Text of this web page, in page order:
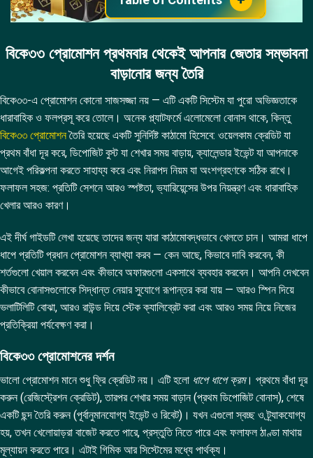
বিকে৩৩ প্রোমোশন প্রথমবার থেকেই আপনার জেতার সম্ভাবনা
বাড়ানোর জন্য তৈরি
বিকে৩৩-এ প্রোমোশন কোনো সাজসজ্জা নয় — এটি একটি সিস্টেম যা পুরো অভিজ্ঞতাকে
ধারাবাহিক ও ফলপ্রসূ করে তোলে। অনেক প্ল্যাটফর্মে এলোমেলো বোনাস থাকে, কিন্তু
বিকে৩৩ প্রোমোশনতৈরি হয়েছে একটি সুনির্দিষ্ট কাঠামো হিসেবে: ওয়েলকাম ক্রেডিট যা
প্রথম বাঁধা দূর করে, ডিপোজিট বুস্ট যা শেখার সময় বাড়ায়, ক্যালেন্ডার ইভেন্ট যা আপনাকে
আগেই পরিকল্পনা করতে সাহায্য করে এবং নিরাপদ নিয়ম যা অংশগ্রহণকে সঠিক রাখে।
ফলাফল সহজ: প্রতিটি সেশনে আরও স্পষ্টতা, ভ্যারিয়েন্সের উপর নিয়ন্ত্রণ এবং ধারাবাহিক
খেলার আরও কারণ।
এই দীর্ঘ গাইডটি লেখা হয়েছে তাদের জন্য যারা কাঠামোবদ্ধভাবে খেলতে চান। আমরা ধাপে
ধাপে প্রতিটি প্রধান প্রোমোশন ব্যাখ্যা করব — কেন আছে, কিভাবে দাবি করবেন, কী
শর্তগুলো খেয়াল করবেন এবং কীভাবে অফারগুলো একসাথে ব্যবহার করবেন। আপনি দেখবেন
কীভাবে বোনাসগুলোকে সিদ্ধান্ত নেয়ার সুযোগে রূপান্তর করা যায় — আরও স্পিন দিয়ে
ভলাটিলিটি বোঝা, আরও রাউন্ড দিয়ে স্টেক ক্যালিব্রেট করা এবং আরও সময় নিয়ে নিজের
প্রতিক্রিয়া পর্যবেক্ষণ করা।
বিকে৩৩ প্রোমোশনের দর্শন
ভালো প্রোমোশন মানে শুধু ফ্রি ক্রেডিট নয়। এটি হলো ধাপে ধাপে ক্রম। প্রথমে বাঁধা দূর
করুন (রেজিস্ট্রেশন ক্রেডিট), তারপর শেখার সময় বাড়ান (প্রথম ডিপোজিট বোনাস), শেষে
একটি ছন্দ তৈরি করুন (পূর্বানুমানযোগ্য ইভেন্ট ও রিবেট)। যখন এগুলো স্বচ্ছ ও ট্র্যাকযোগ্য
হয়, তখন খেলোয়াড়রা বাজেট করতে পারে, প্রস্তুতি নিতে পারে এবং ফলাফল ঠাণ্ডা মাথায়
মূল্যায়ন করতে পারে। এটাই গিমিক আর সিস্টেমের মধ্যে পার্থক্য।